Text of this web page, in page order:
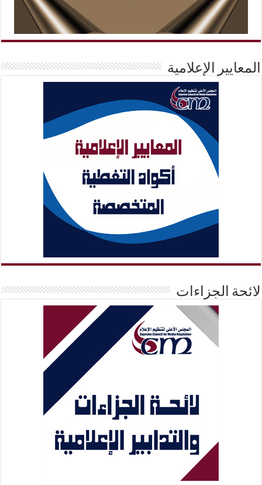
المعايير الإعلامية
لائحة الجزاءات